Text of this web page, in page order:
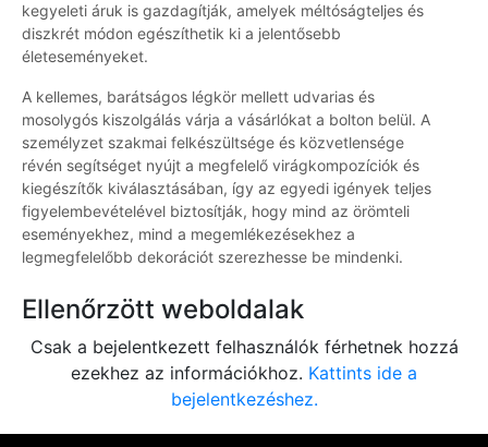
kegyeleti áruk is gazdagítják, amelyek méltóságteljes és
diszkrét módon egészíthetik ki a jelentősebb
életeseményeket.
A kellemes, barátságos légkör mellett udvarias és
mosolygós kiszolgálás várja a vásárlókat a bolton belül. A
személyzet szakmai felkészültsége és közvetlensége
révén segítséget nyújt a megfelelő virágkompozíciók és
kiegészítők kiválasztásában, így az egyedi igények teljes
figyelembevételével biztosítják, hogy mind az örömteli
eseményekhez, mind a megemlékezésekhez a
legmegfelelőbb dekorációt szerezhesse be mindenki.
Ellenőrzött weboldalak
Csak a bejelentkezett felhasználók férhetnek hozzá
ezekhez az információkhoz. Kattints ide a
bejelentkezéshez.